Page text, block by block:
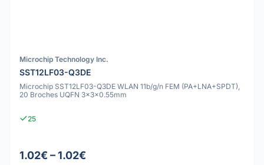
Microchip Technology Inc.
SST12LF03-Q3DE
Microchip SST12LF03-Q3DE WLAN 11b/g/n FEM (PA+LNA+SPDT),
20 Broches UQFN 3x3x0.55mm
25
1.02€ – 1.02€